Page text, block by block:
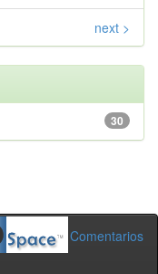
next >
30
Comentarios